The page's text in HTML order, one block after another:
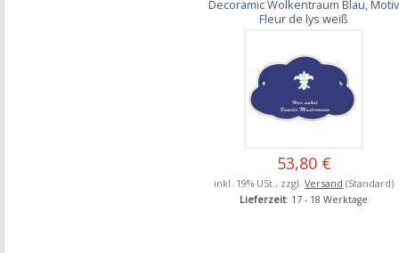
Decoramic Wolkentraum Blau, Motiv
Fleur de lys weiß
53,80 €
inkl. 19% USt., zzgl.Versand (Standard)
Lieferzeit: 17 - 18 Werktage